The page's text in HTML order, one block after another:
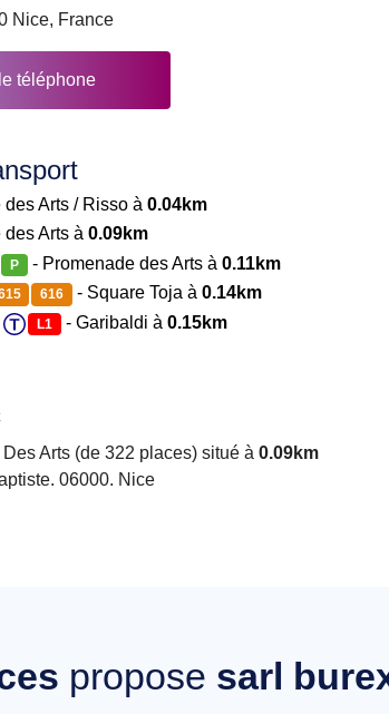
Nice, France
téléphone
Arts / Risso à 0.04km
des Arts à 0.09km
P - Promenade des Arts à 0.11km
616 - Square Toja à 0.14km
L1 - Garibaldi à 0.15km
Arts (de 322 places) situé à 0.09km
06000. Nice
propose sarl